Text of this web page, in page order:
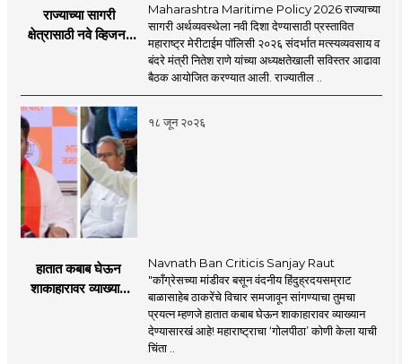
राज्याच्या सागरी
क्षेत्रासाठी नवे व्हिजन;
प्रस्ताव
Maharashtra Maritime Policy 2026 राज्याच्या
सागरी अर्थव्यवस्थेला नवी दिशा देण्यासाठी प्रस्तावित
महाराष्ट्र मेरीटाईम पॉलिसी २०२६ संदर्भात मत्स्यव्यवसाय व
बंदरे मंत्री नितेश राणे यांच्या अध्यक्षतेखाली सविस्तर आढावा
बैठक आयोजित करण्यात आली. राज्यातील ..
१८ जून २०२६
हातात कबाब घेऊन
शाकाहारावर व्याख्यान
Navnath Ban Criticis Sanjay Raut
"काँग्रेसच्या मांडीवर बसून वंदनीय हिंदुह्रदयसम्राट
बाळासाहेब ठाकरेंचे विचार समजावून सांगण्याचा तुमचा
प्रयत्न म्हणजे हातात कबाब घेऊन शाकाहारावर व्याख्यान
देण्यासारखं आहे! महाराष्ट्राचा ‘गोलपीठा’ कोणी केला याची
चिंता ..